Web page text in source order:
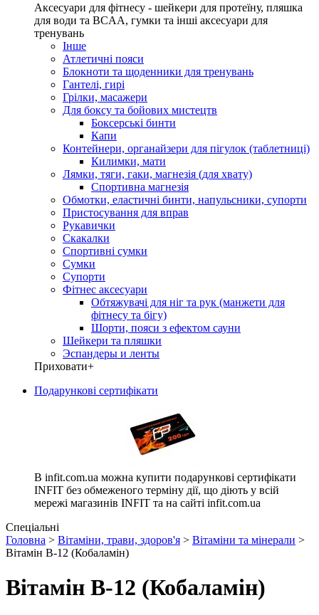
Аксесуари для фітнесу - шейкери для протеїну, пляшка
для води та BCAA, гумки та інші аксесуари для
тренувань
Інше
Атлетичні пояси
Блокноти та щоденники для тренувань
Гантелі, гирі
Грілки, масажери
Для боксу та бойових мистецтв
Боксерські бинти
Капи
Контейнери, органайзери для пігулок (таблетниці)
Килимки, мати
Лямки, тяги, гаки, магнезія (для хвату)
Спортивна магнезія
Обмотки, еластичні бинти, напульсники, супорти
Пристосування для вправ
Рукавички
Скакалки
Спортивні сумки
Сумки
Супорти
Фітнес аксесуари
Обтяжувачі для ніг та рук (манжети для
фітнесу та бігу)
Шорти, пояси з ефектом сауни
Шейкери та пляшки
Эспандеры и ленты
Приховати+
Подарункові сертифікати
В infit.com.ua можна купити подарункові сертифікати
INFIT без обмеженого терміну дії, що діють у всій
мережі магазинів INFIT та на сайті infit.com.ua
Спеціальні
Головна > Вітаміни, трави, здоров'я > Вітаміни та мінерали >
Вітамін B-12 (Кобаламін)
Вітамін B-12 (Кобаламін)